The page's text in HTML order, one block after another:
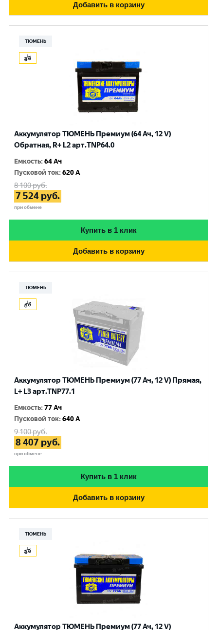
Добавить в корзину
ТЮМЕНЬ
Аккумулятор ТЮМЕНЬ Премиум (64 Ач, 12 V)
Обратная, R+ L2 арт.TNP64.0
Емкость:64 Ач
Пусковой ток:620 A
8 100руб.
7 524 руб.
при обмене
Купить в 1 клик
Добавить в корзину
ТЮМЕНЬ
Аккумулятор ТЮМЕНЬ Премиум (77 Ач, 12 V) Прямая,
L+ L3 арт.TNP77.1
Емкость:77 Ач
Пусковой ток:640 A
9 100руб.
8 407 руб.
при обмене
Купить в 1 клик
Добавить в корзину
ТЮМЕНЬ
Аккумулятор ТЮМЕНЬ Премиум (77 Ач, 12 V)